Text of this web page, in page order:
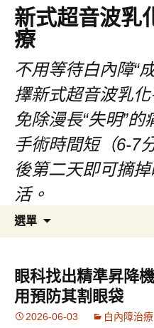
新式超音波乳
療
不用等待白內障“
擇新式超音波乳
免除漫長“失明”
手術時間短（6-7
後第二天即可摘
活。
選單
內
容
眼科找出精準昇降
用預防其割眼袋
2026-06-03 白內障治療